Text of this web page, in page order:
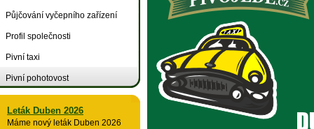
Půjčování vyčepního zařízení
Profil společnosti
Pivní taxi
Pivní pohotovost
Leták Duben 2026
Máme nový leták Duben 2026